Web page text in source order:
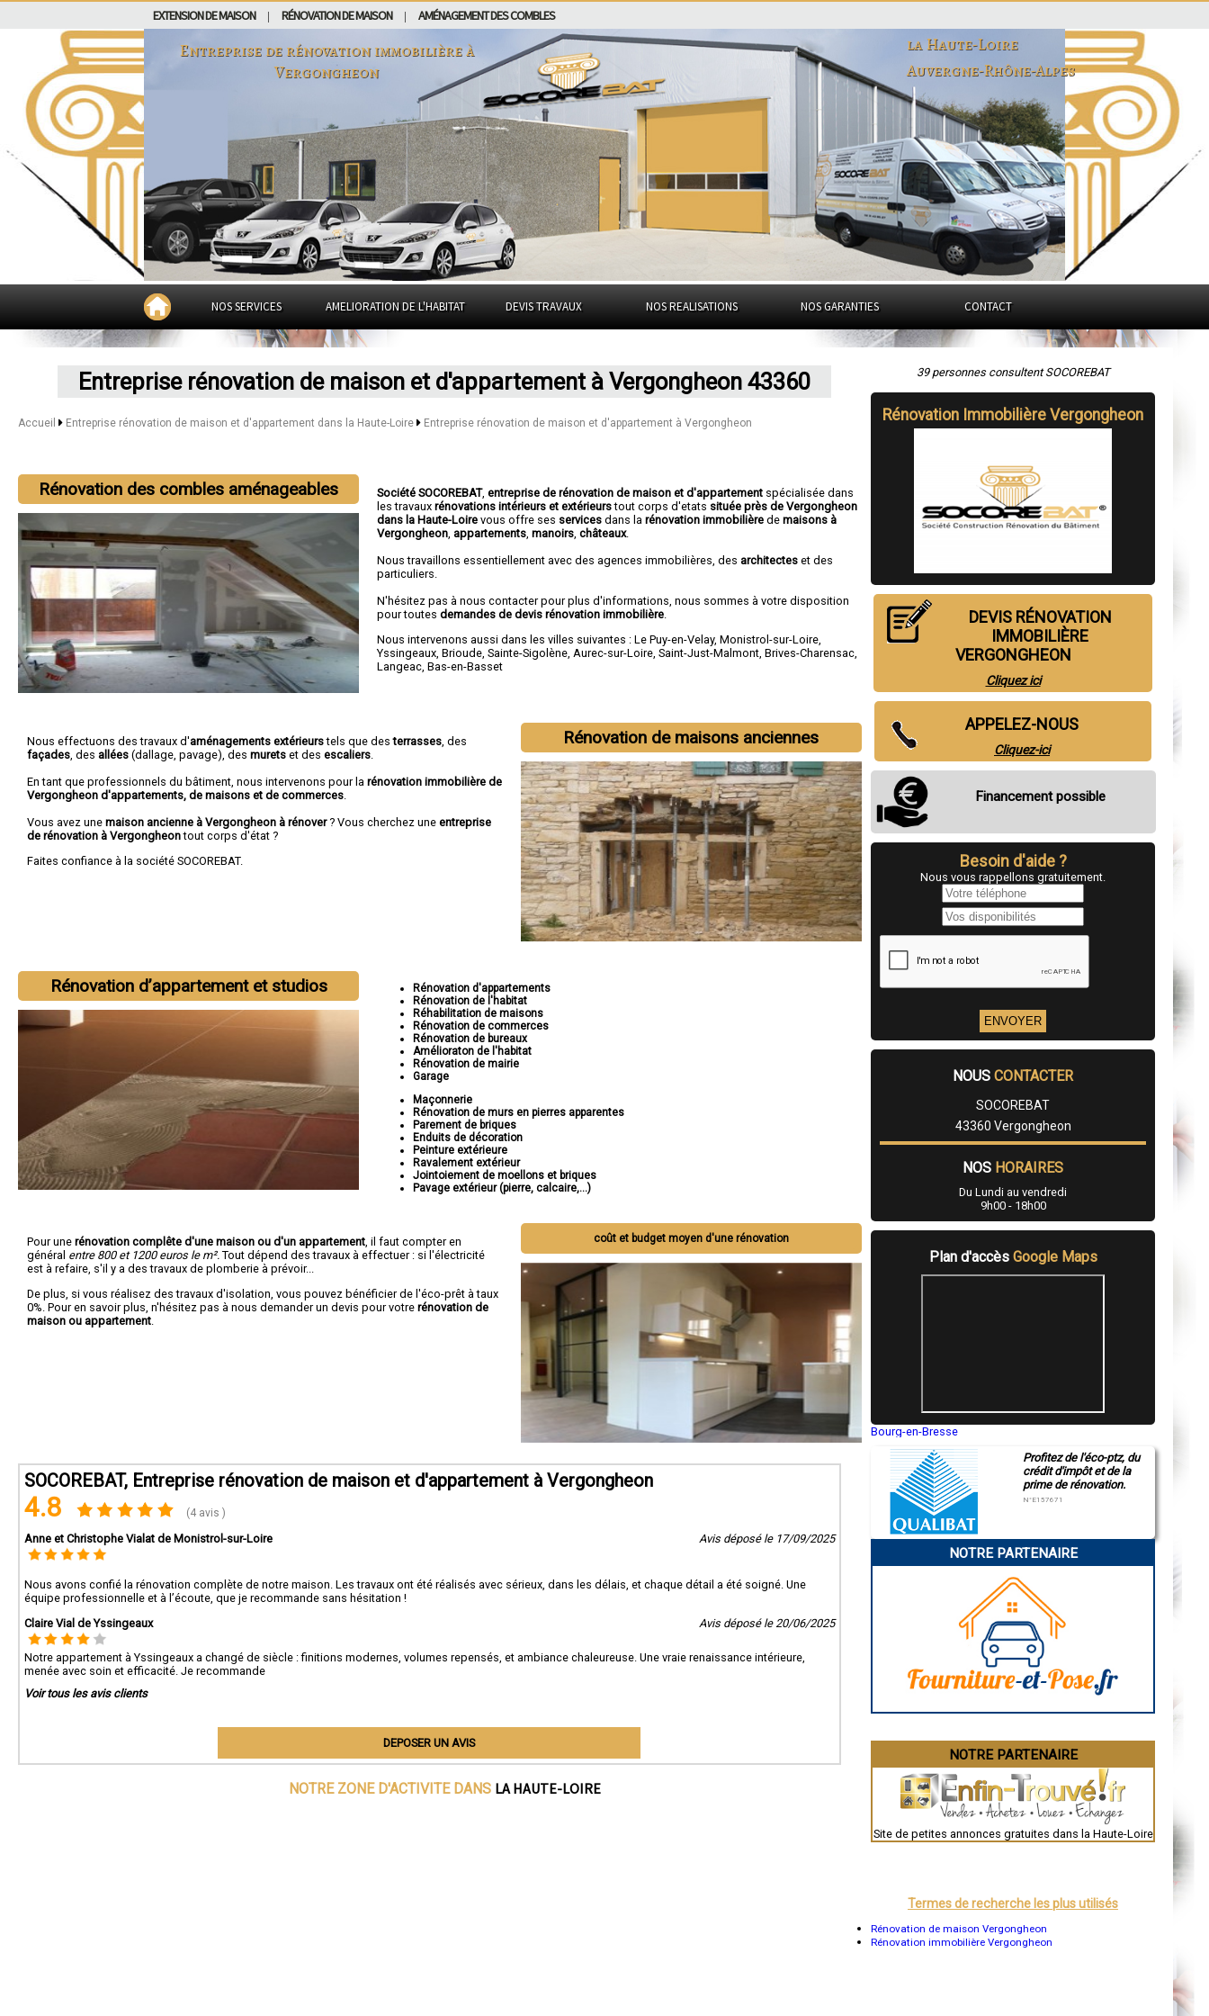
EXTENSION DE MAISON RÉNOVATION DE MAISON AMÉNAGEMENT DES COMBLES
Entreprise de rénovation immobilière à
Vergongheon
la Haute-Loire
Auvergne-Rhône-Alpes
NOS SERVICES AMELIORATION DE L'HABITAT DEVIS TRAVAUX NOS REALISATIONS NOS GARANTIES CONTACT
Entreprise rénovation de maison et d'appartement à Vergongheon 43360
Accueil Entreprise rénovation de maison et d'appartement dans la Haute-Loire Entreprise rénovation de maison et d'appartement à Vergongheon
Rénovation des combles aménageables Société SOCOREBAT,entreprise de rénovation de maison et d'appartement spécialisée dans
les travauxrénovations intérieurs et extérieurstout corps d'etats située près de Vergongheon
dans la Haute-Loirevous offre ses services dans larénovation immobilière demaisons à
Vergongheon appartements ,manoirs ,châteaux.
Nous travaillons essentiellement avec des agences immobilières, des architectes et des
particuliers.
N'hésitez pas à nous contacter pour plus d'informations, nous sommes à votre disposition
pour toutesdemandes de devis rénovation immobilière
Nous intervenons aussi dans les villes suivantes :Le Puy-en-Velay,Monistrol-sur-Loire
Yssingeaux ,Brioude ,Sainte-Sigolène Aurec-sur-Loire ,Saint-Just-Malmont ,Brives-Charensac
Langeac ,Bas-en-Basset
Rénovation de maisons anciennes
Nous effectuons des travaux d'aménagements extérieurstels que desterrasses , des
façades , des allées (dallage, pavage), des murets et des escaliers
En tant que professionnels du bâtiment, nous intervenons pour la rénovation immobilière de
Vergongheon d'appartements, de maisons et de commerces
Vous avez une maison ancienne à Vergongheon à rénover? Vous cherchez une entreprise
de rénovation à Vergongheontout corps d'état ?
Faites confiance à la société SOCOREBAT.
Rénovation d’appartement et studios
Rénovation d'appartements
Rénovation de l'habitat
Réhabilitation de maisons
Rénovation de commerces
Rénovation de bureaux
Amélioraton de l'habitat
Rénovation de mairie
Garage
Maçonnerie
Rénovation de murs en pierres apparentes
Parement de briques
Enduits de décoration
Peinture extérieure
Ravalement extérieur
Jointoiement de moellons et briques
Pavage extérieur (pierre, calcaire,...)
coût et budget moyen d'une rénovation
Pour une rénovation complête d'une maison ou d'un appartement , il faut compter en
général entre 800 et 1200 euros le m². Tout dépend des travaux à effectuer : si l'électricité
est à refaire, s'il y a des travaux de plomberie à prévoir...
De plus, si vous réalisez des travaux d'isolation, vous pouvez bénéficier de l'éco-prêt à taux
0%. Pour en savoir plus, n'hésitez pas à nous demander un devis pour votre rénovation de
maison ou appartement
SOCOREBAT, Entreprise rénovation de maison et d'appartement à Vergongheon
4.8 (4 avis )
Anne et Christophe Vialat de Monistrol-sur-Loire Avis déposé le 17/09/2025
Nous avons confié la rénovation complète de notre maison. Les travaux ont été réalisés avec sérieux, dans les délais, et chaque détail a été soigné. Une
équipe professionnelle et à l’écoute, que je recommande sans hésitation !
Claire Vial de Yssingeaux
Avis déposé le 20/06/2025
Notre appartement à Yssingeaux a changé de siècle : finitions modernes, volumes repensés, et ambiance chaleureuse. Une vraie renaissance intérieure,
menée avec soin et efficacité. Je recommande
Voir tous les avis clients
DEPOSER UN AVIS
NOTRE ZONE D'ACTIVITE DANS LA HAUTE-LOIRE
39 personnes consultent SOCOREBAT
Rénovation Immobilière Vergongheon
DEVIS RÉNOVATION
IMMOBILIÈRE
VERGONGHEON
Cliquez ici
APPELEZ-NOUS
Cliquez-ici
Financement possible
Besoin d'aide ?
Nous vous rappellons gratuitement.
NOUS CONTACTER
SOCOREBAT
43360 Vergongheon
NOS HORAIRES
Du Lundi au vendredi
9h00 - 18h00
Plan d'accès Google Maps
Bourg-en-Bresse
Montluçon
Manosque
Gap
Charleville-Mézières
Pamiers
Narbonne
Brive-la-Gaillarde
Guéret
Besançon
Évreux
Chartres
Nîmes
Auch
Dole
Mont-de-Marsan
Profitez de l'éco-ptz, du
crédit d'impôt et de la
prime de rénovation.
N°E157671
NOTRE PARTENAIRE
NOTRE PARTENAIRE
Site de petites annonces gratuites dans la Haute-Loire
Termes de recherche les plus utilisés
Rénovation de maison Vergongheon
Rénovation immobilière Vergongheon